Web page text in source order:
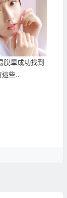
脫單成功找到
些..